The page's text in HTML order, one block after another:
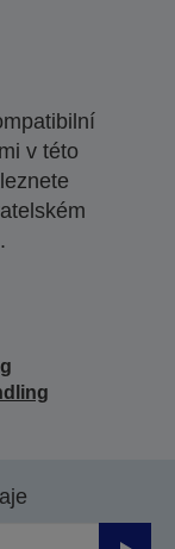
v této